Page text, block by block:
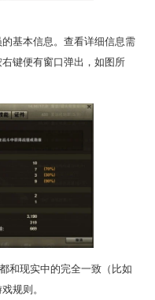
基本信息。查看详细信息需
键便有窗口弹出，如图所
和现实中的完全一致（比如
规则。